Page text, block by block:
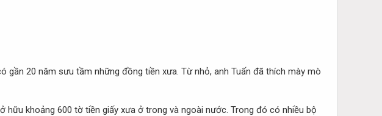
20 năm sưu tầm những đồng tiền xưa. Từ nhỏ, anh Tuấn đã thích mày mò
hữu khoảng 600 tờ tiền giấy xưa ở trong và ngoài nước. Trong đó có nhiều bộ